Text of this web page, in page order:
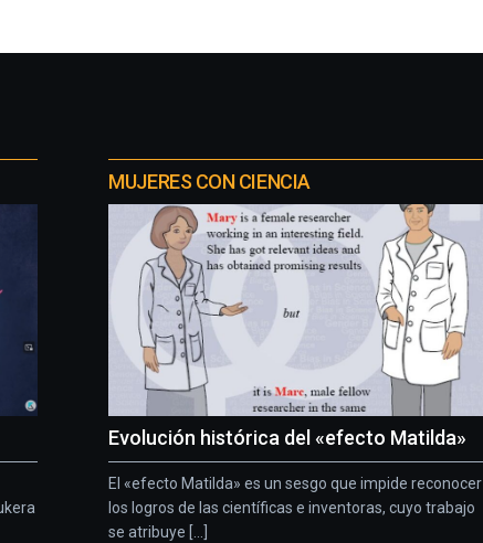
MUJERES CON CIENCIA
Evolución histórica del «efecto Matilda»
El «efecto Matilda» es un sesgo que impide reconocer
los logros de las científicas e inventoras, cuyo trabajo
se atribuye [...]